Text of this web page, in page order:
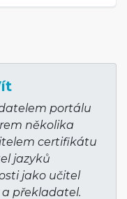
portálu
několika
certifikátu
jazyků
jako učitel
a překladatel.